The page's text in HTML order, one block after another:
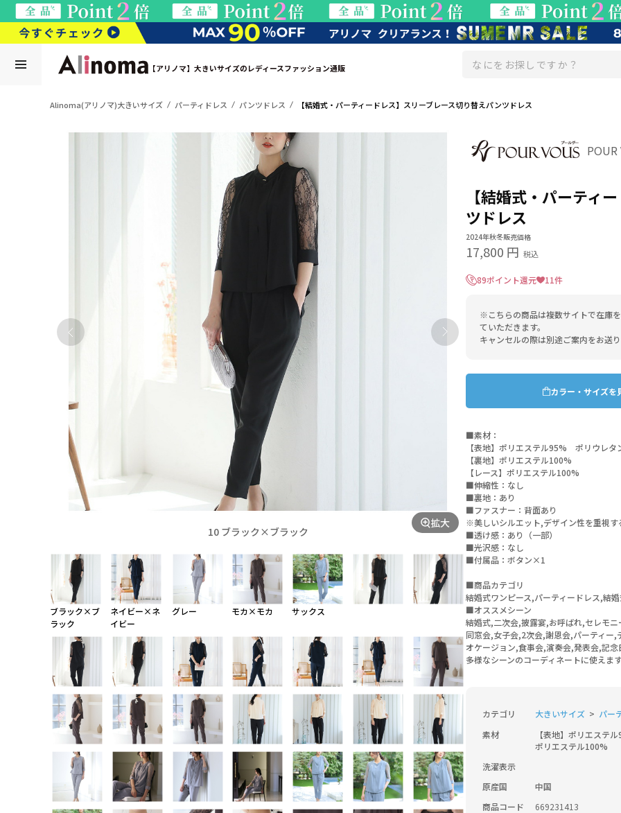
【アリノマ】大きいサイズのレディースファッション通販
Alinoma(アリノマ)大きいサイズ パーティドレス パンツドレス 【結婚式・パーティードレス】スリーブレース切り替えパンツドレス
10 ブラック×ブラック
拡大
ブラック×ブ
ラック
ネイビー×ネ
イビー
グレー モカ×モカ サックス
【結婚式・パーティ
ツドレス
2024年秋冬販売価格
17,800 円 税込
89ポイント還元 11件
※こちらの商品は複数サイトで在庫
ていただきます。
キャンセルの際は別途ご案内をお送
カラー・サイズを
■素材：
【表地】ポリエステル95% ポリウレタ
【裏地】ポリエステル100%
【レース】ポリエステル100%
■伸縮性：なし
■裏地：あり
■ファスナー：背面あり
※美しいシルエット,デザイン性を重視す
■透け感：あり（一部）
■光沢感：なし
■付属品：ボタン×1
■商品カテゴリ
結婚式ワンピース,パーティードレス,結
■オススメシーン
結婚式,二次会,披露宴,お呼ばれ,セレモニ
同窓会,女子会,2次会,謝恩会,パーティー,
オケージョン,食事会,演奏会,発表会,記念
多様なシーンのコーディネートに使えます
カテゴリ 大きいサイズ
パー
素材
【表地】ポリエステ
ポリエステル100%
洗濯表示
原産国
中国
商品コード
669231413